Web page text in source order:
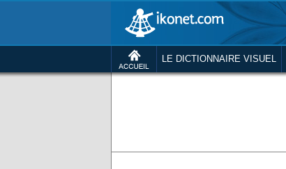
LE DICTIONNAIRE VISUEL